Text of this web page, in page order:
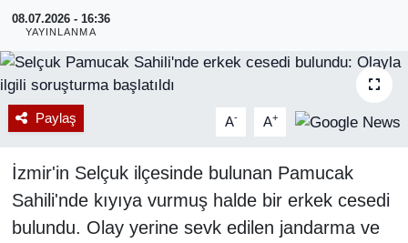
08.07.2026 - 16:36
YAYINLANMA
Paylaş A- A+
İzmir'in Selçuk ilçesinde bulunan Pamucak
Sahili'nde kıyıya vurmuş halde bir erkek cesedi
bulundu. Olay yerine sevk edilen jandarma ve